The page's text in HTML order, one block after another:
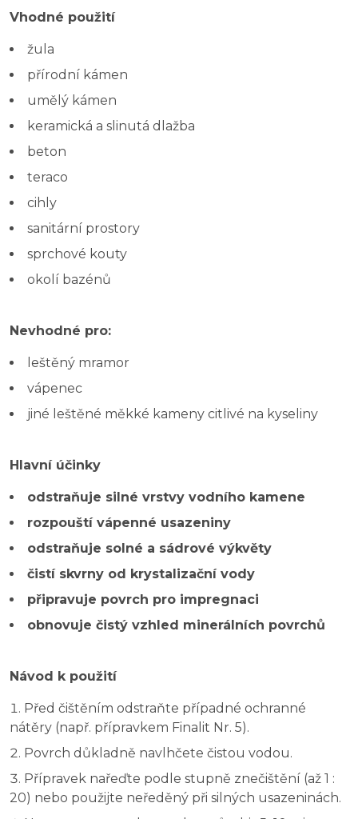
Vhodné použití
žula
přírodní kámen
umělý kámen
keramická a slinutá dlažba
beton
teraco
cihly
sanitární prostory
sprchové kouty
okolí bazénů
Nevhodné pro:
leštěný mramor
vápenec
jiné leštěné měkké kameny citlivé na kyseliny
Hlavní účinky
odstraňuje silné vrstvy vodního kamene
rozpouští vápenné usazeniny
odstraňuje solné a sádrové výkvěty
čistí skvrny od krystalizační vody
připravuje povrch pro impregnaci
obnovuje čistý vzhled minerálních povrchů
Návod k použití
Před čištěním odstraňte případné ochranné
nátěry (např. přípravkem Finalit Nr. 5).
Povrch důkladně navlhčete čistou vodou.
Přípravek nařeďte podle stupně znečištění (až 1 :
20) nebo použijte neředěný při silných usazeninách.